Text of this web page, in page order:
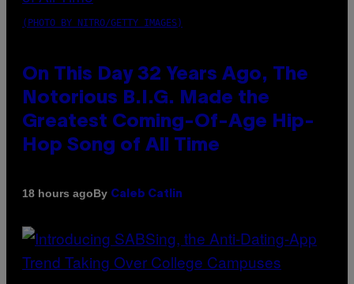
(PHOTO BY NITRO/GETTY IMAGES)
On This Day 32 Years Ago, The
Notorious B.I.G. Made the
Greatest Coming-Of-Age Hip-
Hop Song of All Time
18 hours agoBy Caleb Catlin